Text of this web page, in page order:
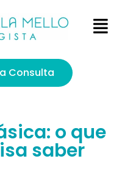
Consulta
o que
saber